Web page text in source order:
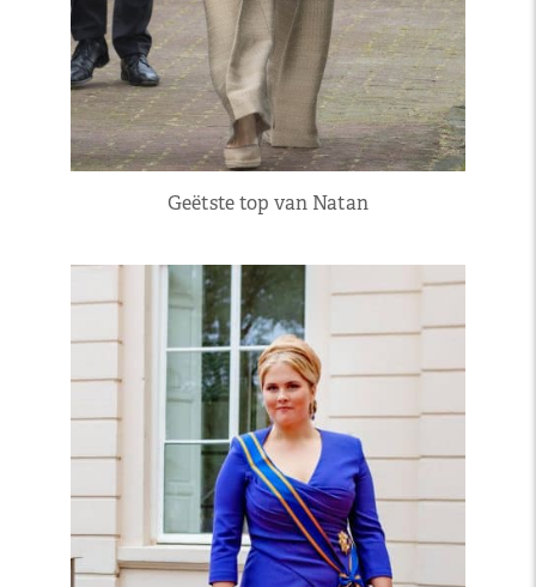
Geëtste top van Natan